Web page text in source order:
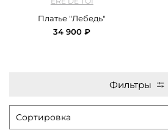
Платье "Лебедь"
34 900 ₽
Фильтры